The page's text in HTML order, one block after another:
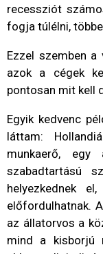
recessziót
fogja túlélni,
Ezzel szemben
azok a cégek
pontosan mit kell
Egyik kedvenc
láttam:
munkaerő,
szabadtartású
helyezkednek
előfordulhatnak.
az állatorvos a
mind a kisborjú